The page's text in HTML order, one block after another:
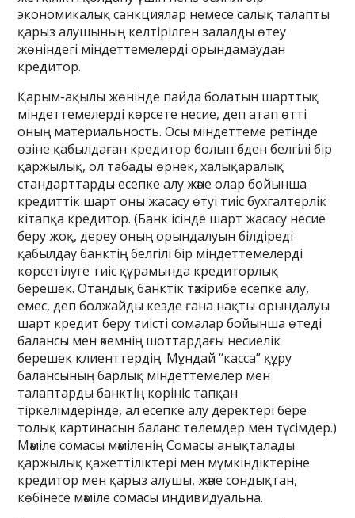
экономикалық санкциялар немесе салық талапты
қарыз алушының келтірілген залалды өтеу
жөніндегі міндеттемелерді орындамаудан
кредитор.
Қарым-ақылы жөнінде пайда болатын шарттық
міндеттемелерді көрсете несие, деп атап өтті
оның материальность. Осы міндеттеме ретінде
өзіне қабылдаған кредитор болып әбден белгілі бір
қаржылық, ол табады өрнек, халықаралық
стандарттарды есепке алу және олар бойынша
кредиттік шарт оны жасасу өтуі тиіс бухгалтерлік
кітапқа кредитор. (Банк ісінде шарт жасасу несие
беру жоқ, дереу оның орындалуын білдіреді
қабылдау банктің белгілі бір міндеттемелерді
көрсетілуге тиіс құрамында кредиторлық
берешек. Отандық банктік тәжірибе есепке алу,
емес, деп болжайды кезде ғана нақты орындалуы
шарт кредит беру тиісті сомалар бойынша өтеді
балансы мен әкемнің шоттардағы несиелік
берешек клиенттердің. Мұндай “касса” құру
балансының барлық міндеттемелер мен
талаптарды банктің көрініс тапқан
тіркелімдерінде, ал есепке алу деректері бере
толық картинасын баланс төлемдер мен түсімдер.)
Мәміле сомасы мәміленің Сомасы анықталады
қаржылық қажеттіліктері мен мүмкіндіктеріне
кредитор мен қарыз алушы, және сондықтан,
көбінесе мәміле сомасы индивидуальна.